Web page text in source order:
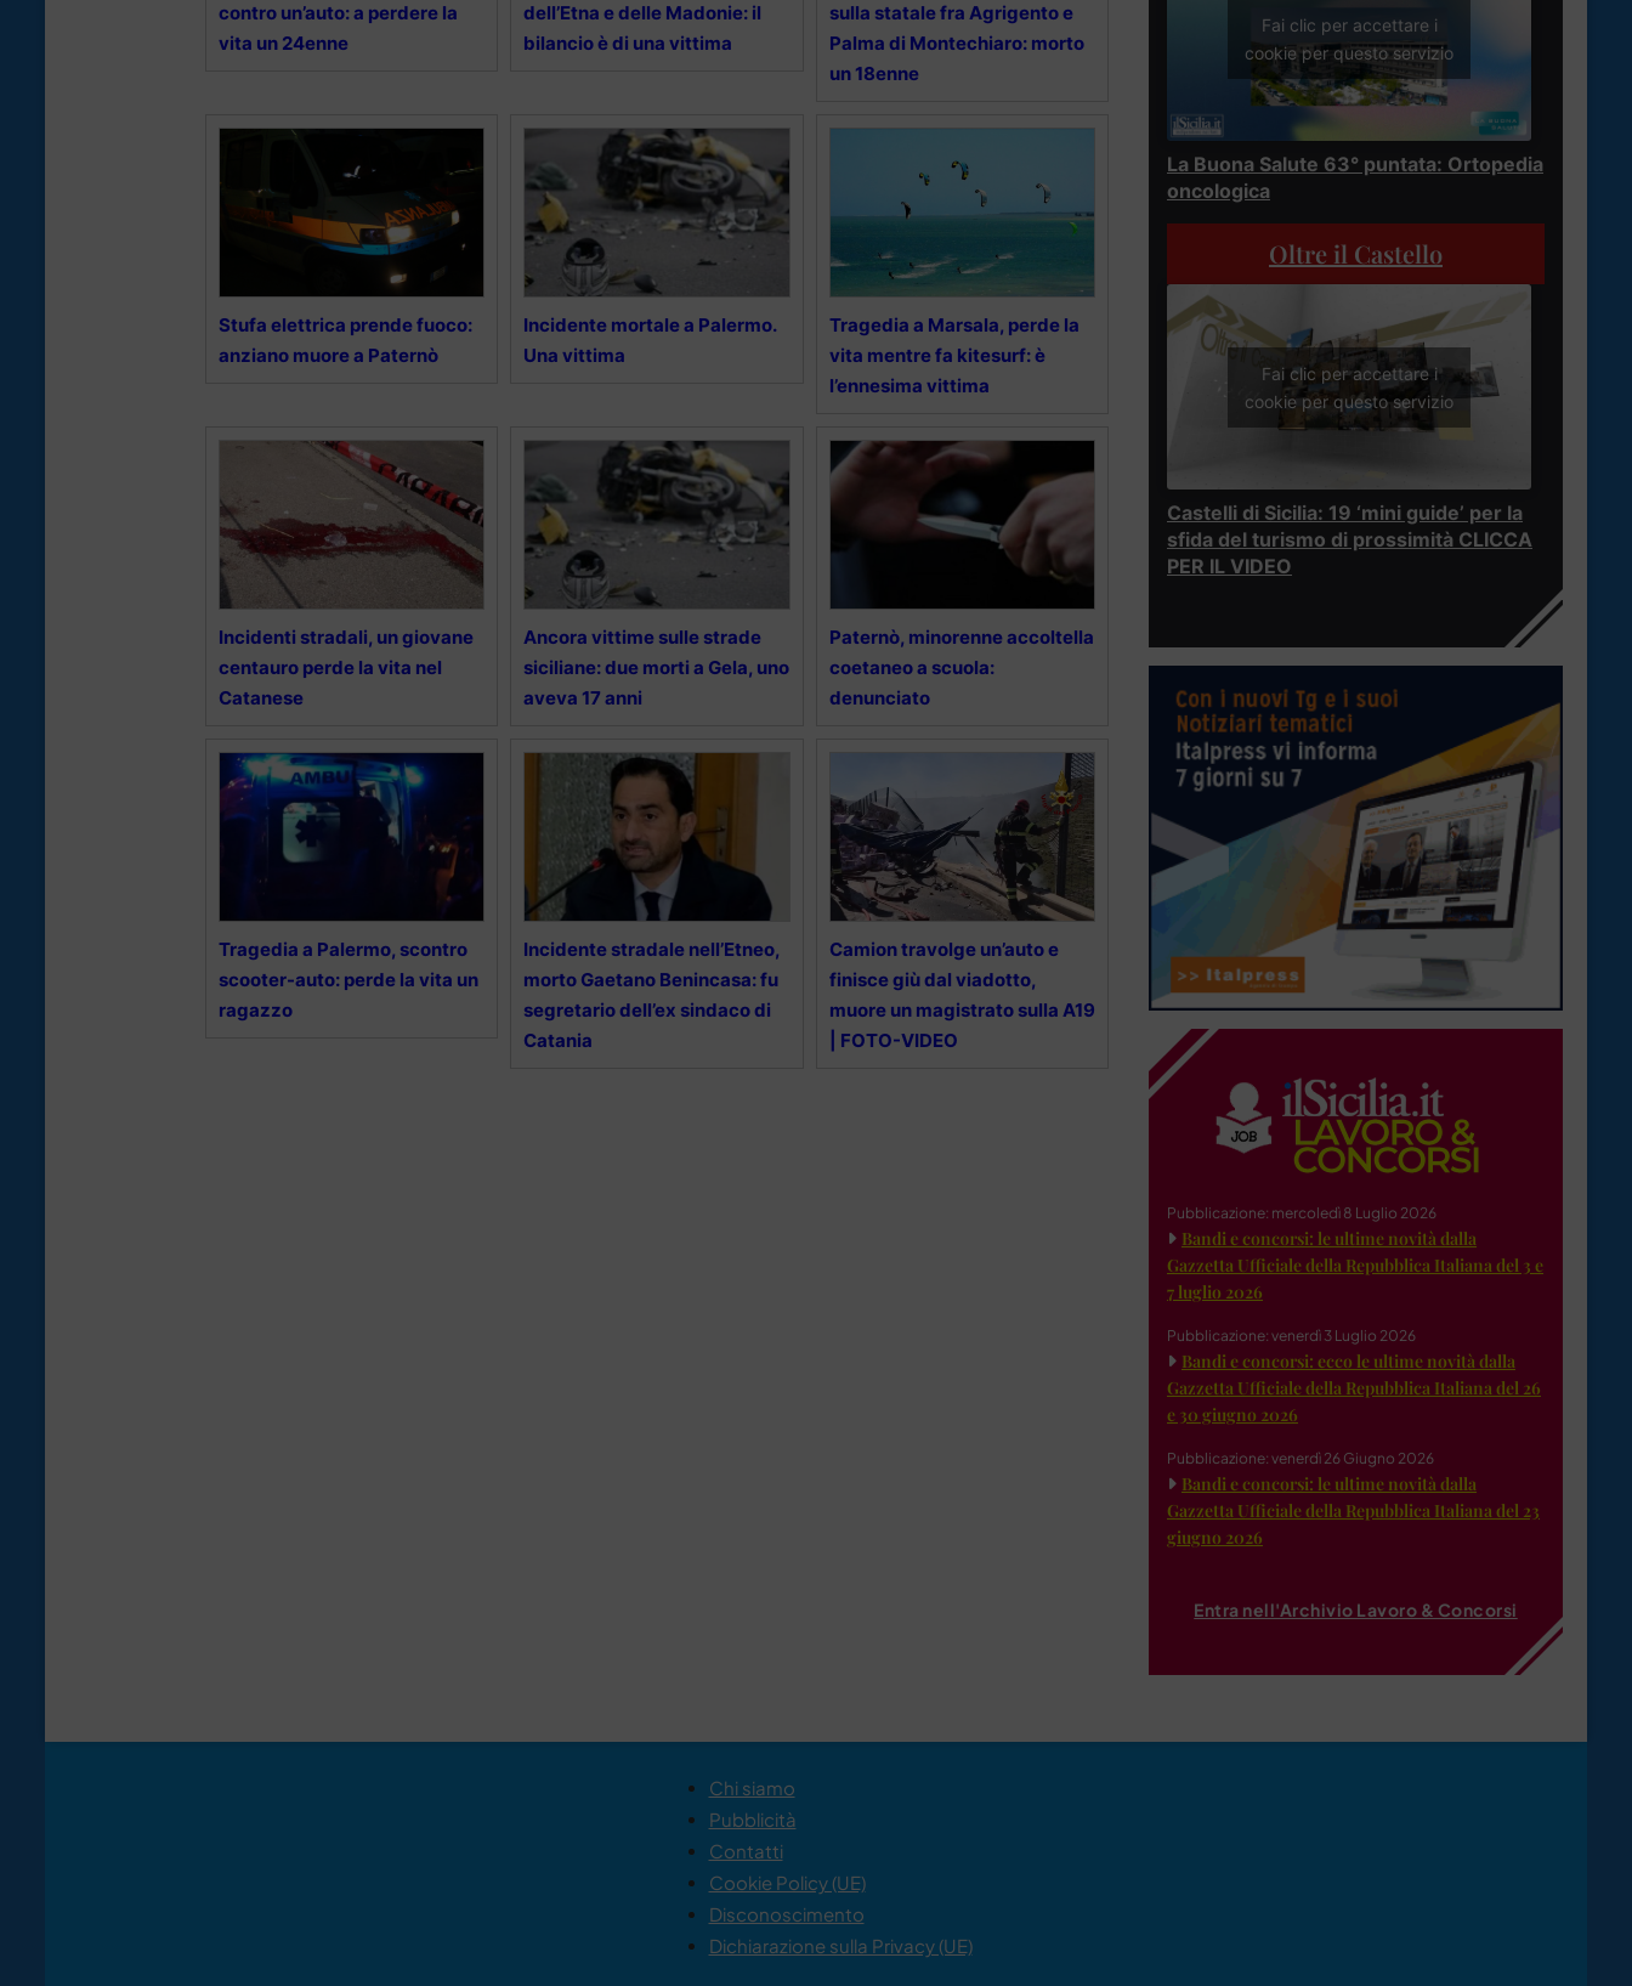
contro un’auto: a perdere la
vita un 24enne
dell’Etna e delle Madonie: il
bilancio è di una vittima
sulla statale fra Agrigento e
Palma di Montechiaro: morto
un 18enne
Stufa elettrica prende fuoco:
anziano muore a Paternò
Incidente mortale a Palermo.
Una vittima
Tragedia a Marsala, perde la
vita mentre fa kitesurf: è
l’ennesima vittima
Incidenti stradali, un giovane
centauro perde la vita nel
Catanese
Ancora vittime sulle strade
siciliane: due morti a Gela, uno
aveva 17 anni
Paternò, minorenne accoltella
coetaneo a scuola:
denunciato
Tragedia a Palermo, scontro
scooter-auto: perde la vita un
ragazzo
Incidente stradale nell’Etneo,
morto Gaetano Benincasa: fu
segretario dell’ex sindaco di
Catania
Camion travolge un’auto e
finisce giù dal viadotto,
muore un magistrato sulla A19
| FOTO-VIDEO
Fai clic per accettare i
cookie per questo servizio
La Buona Salute 63° puntata: Ortopedia
oncologica
Oltre il Castello
Fai clic per accettare i
cookie per questo servizio
Castelli di Sicilia: 19 ‘mini guide’ per la
sfida del turismo di prossimità CLICCA
PER IL VIDEO
Pubblicazione: mercoledì 8 Luglio 2026
Bandi e concorsi: le ultime novità dalla
Gazzetta Ufficiale della Repubblica Italiana del 3 e
7 luglio 2026
Pubblicazione: venerdì 3 Luglio 2026
Bandi e concorsi: ecco le ultime novità dalla
Gazzetta Ufficiale della Repubblica Italiana del 26
e 30 giugno 2026
Pubblicazione: venerdì 26 Giugno 2026
Bandi e concorsi: le ultime novità dalla
Gazzetta Ufficiale della Repubblica Italiana del 23
giugno 2026
Entra nell'Archivio Lavoro & Concorsi
Chi siamo
Pubblicità
Contatti
Cookie Policy (UE)
Disconoscimento
Dichiarazione sulla Privacy (UE)